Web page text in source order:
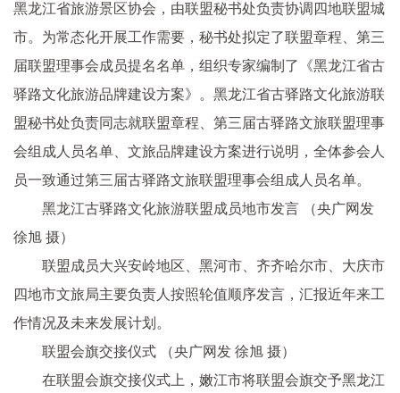
黑龙江省旅游景区协会，由联盟秘书处负责协调四地联盟城
市。为常态化开展工作需要，秘书处拟定了联盟章程、第三
届联盟理事会成员提名名单，组织专家编制了《黑龙江省古
驿路文化旅游品牌建设方案》。黑龙江省古驿路文化旅游联
盟秘书处负责同志就联盟章程、第三届古驿路文旅联盟理事
会组成人员名单、文旅品牌建设方案进行说明，全体参会人
员一致通过第三届古驿路文旅联盟理事会组成人员名单。
黑龙江古驿路文化旅游联盟成员地市发言 （央广网发
徐旭 摄）
联盟成员大兴安岭地区、黑河市、齐齐哈尔市、大庆市
四地市文旅局主要负责人按照轮值顺序发言，汇报近年来工
作情况及未来发展计划。
联盟会旗交接仪式 （央广网发 徐旭 摄）
在联盟会旗交接仪式上，嫩江市将联盟会旗交予黑龙江